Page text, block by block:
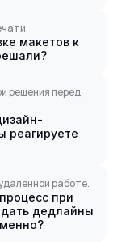
макетов к
решения перед
реагируете
работе.
при
дедлайны